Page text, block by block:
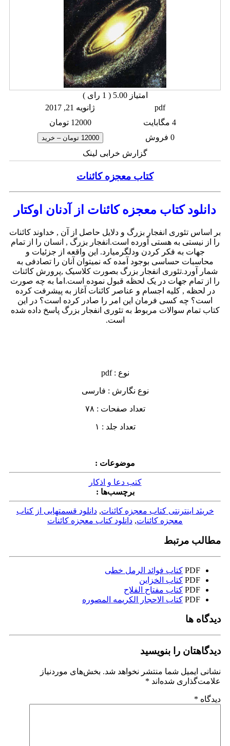
امتیاز 5.00 ( 1 رای )
pdf
ژانویه 21, 2017
4 مگابایت
12000 تومان
0 فروش
12000 تومان – خرید
گزارش خرابی لینک
کتاب معجزه کائنات
دانلود کتاب معجزه کائنات از آدنان اوکتار
بر اساس تئوری انفجار بزرگ و دلایل حاصل از آن , خداوند کائنات
را از نیستی به هستی آورده است.انفجار بزرگ , انسان را از تمام
جهات به فکر کردن ودلگرمیارد. این واقعه از جزئیات و
محاسبات حساسی بوجود آمده که نمیتوان آنان را تصادفی به
شمار آورد.تئوری انفجار بزرگ بصورت کلاسیک ,پرورش کائنات
را از تمام جهات در یک لحظه قبول نموده است.اما به چه صورت
در لحظه , کلیه اجسام و عناصر کائنات آغاز به پیشرفت کرده
است؟ چه کسی فرمان این امر را صادر کرده است؟ در این
کتاب تمام سوالات مربوط به تئوری انفجار بزرگ پاسخ داده شده
است.
نوع : pdf
نوع نگارش : فارسی
تعداد صفحات : ۷۸
تعداد جلد : ۱
موضوعات :
کتب دعا و اذکار
برچسب‌ها :
خریثد اینترنتی کتاب معجزه کائنات,دانلود قسمتهایی از کتاب
معجزه کائنات, دانلود کتاب معجزه کائنات
مطالب مرتبط
PDF کتاب فوائد الرمل خطی
PDF کتاب الخزاین
PDF کتاب مفتاح الفلاح
PDF کتاب الاحجار الکریمه المصوره
دیدگاه ها
دیدگاهتان را بنویسید
نشانی ایمیل شما منتشر نخواهد شد. بخش‌های موردنیاز
علامت‌گذاری شده‌اند *
دیدگاه *